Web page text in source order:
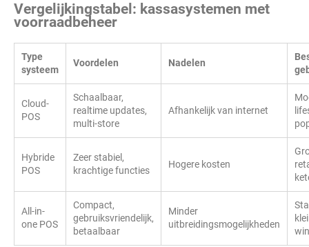
Vergelijkingstabel: kassasystemen met
voorraadbeheer
Type
systeem
Voordelen Nadelen
Cloud-
POS
Schaalbaar,
realtime updates,
multi-store
Afhankelijk van internet
Hybride
POS
Zeer stabiel,
krachtige functies
Hogere kosten
All-in-
one POS
Compact,
gebruiksvriendelijk,
betaalbaar
Minder
uitbreidingsmogelijkheden